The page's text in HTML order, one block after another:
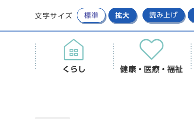
文字サイズ 標準 拡大 読み上げ
くらし 健康・医療・福祉